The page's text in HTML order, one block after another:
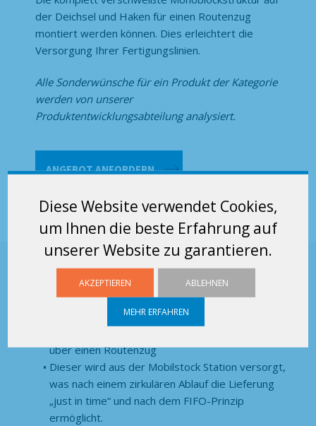
Diese Website verwendet Cookies,
um Ihnen die beste Erfahrung auf
unserer Website zu garantieren.
AKZEPTIEREN ABLEHNEN
MEHR ERFAHREN
der Deichsel und Haken für einen Routenzug
montiert werden können. Dies erleichtert die
Versorgung Ihrer Fertigungslinien.
Alle Sonderwünsche für ein Produkt der Kategorie
werden von unserer
Produktentwicklungsabteilung analysiert.
-
Stahlrohr
600
ANGEBOT ANFORDERN
Technische Daten
Vereinfachen Sie Ihre Abläufe und erhöhen Sie Ihre
Produktion mit unseren ROLLSOCKELN.
über einen Routenzug
Dieser wird aus der Mobilstock Station versorgt,
was nach einem zirkulären Ablauf die Lieferung
„just in time“ und nach dem FIFO-Prinzip
ermöglicht.